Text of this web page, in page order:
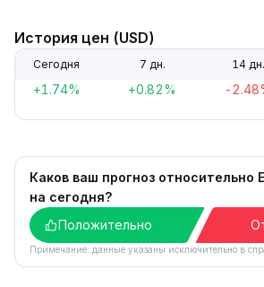
История цен (USD)
Сегодня 7 дн. 14 дн.
+1.74% +0.82% -
Каков ваш прогноз относительно
на сегодня?
Положительно
Примечание: данные указаны исключительно в